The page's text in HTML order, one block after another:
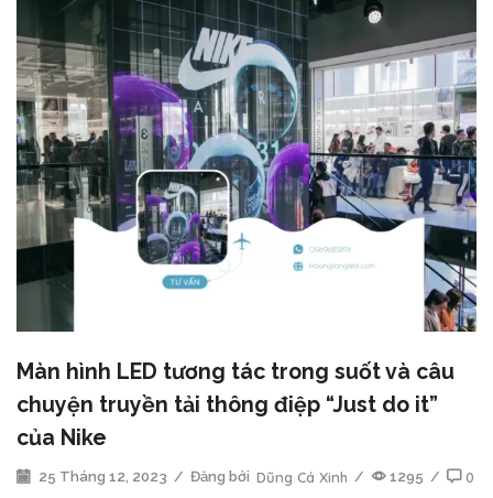
Màn hình LED tương tác trong suốt và câu
chuyện truyền tải thông điệp “Just do it”
của Nike
25 Tháng 12, 2023 / Đăng bởi Dũng Cá Xinh / 1295 / 0